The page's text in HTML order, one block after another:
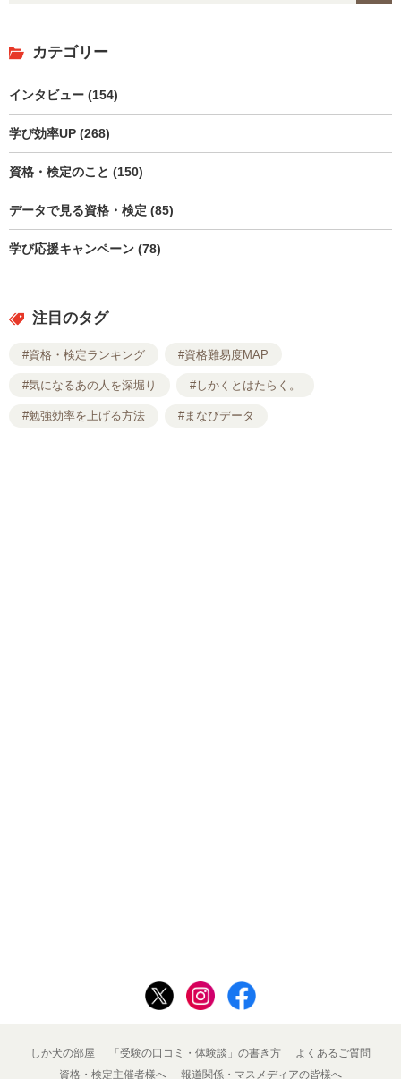
カテゴリー
インタビュー (154)
学び効率UP (268)
資格・検定のこと (150)
データで見る資格・検定 (85)
学び応援キャンペーン (78)
注目のタグ
#資格・検定ランキング #資格難易度MAP
#気になるあの人を深堀り #しかくとはたらく。
#勉強効率を上げる方法 #まなびデータ
しか犬の部屋 「受験の口コミ・体験談」の書き方
よくあるご質問
資格・検定主催者様へ
報道関係・マスメディアの皆様へ